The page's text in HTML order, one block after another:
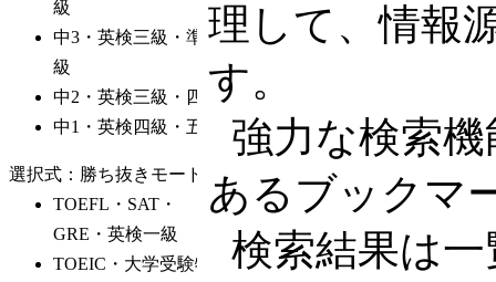
理して、情報
す。
強力な検索
あるブックマ
検索結果は